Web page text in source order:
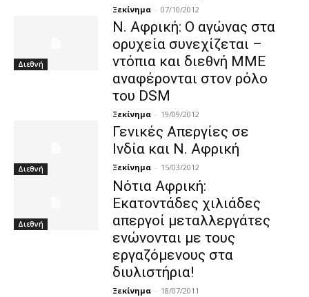
Ξεκίνημα - 07/10/2012
Διεθνή
Ν. Αφρική: Ο αγώνας στα
ορυχεία συνεχίζεται –
ντόπια και διεθνή ΜΜΕ
αναφέρονται στον ρόλο
του DSM
Ξεκίνημα - 19/09/2012
Διεθνή
Γενικές Απεργίες σε
Ινδία και Ν. Αφρική
Ξεκίνημα - 15/03/2012
Διεθνή
Νότια Αφρική:
Εκατοντάδες χιλιάδες
απεργοί μεταλλεργάτες
ενώνονται με τους
εργαζόμενους στα
διυλιστήρια!
Ξεκίνημα - 18/07/2011